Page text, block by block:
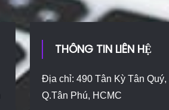
THÔNG TIN LIÊN HỆ
Địa chỉ: 490 Tân Kỳ Tân Quý,
Q.Tân Phú, HCMC